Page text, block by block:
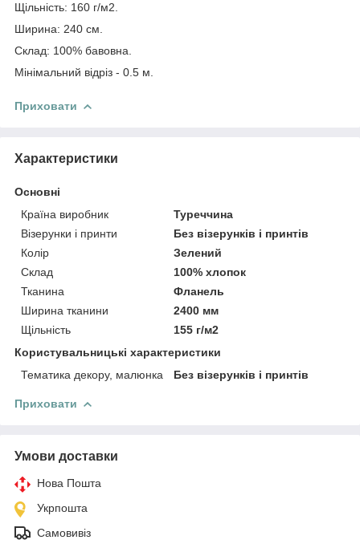
Щільність: 160 г/м2.
Ширина: 240 см.
Склад: 100% бавовна.
Мінімальний відріз - 0.5 м.
Приховати
Характеристики
Основні
Країна виробник
Туреччина
Візерунки і принти
Без візерунків і принтів
Колір
Зелений
Склад
100% хлопок
Тканина
Фланель
Ширина тканини
2400 мм
Щільність
155 г/м2
Користувальницькі характеристики
Тематика декору, малюнка
Без візерунків і принтів
Приховати
Умови доставки
Нова Пошта
Укрпошта
Самовивіз